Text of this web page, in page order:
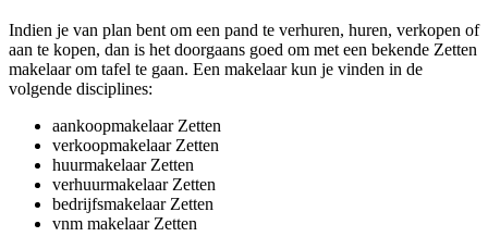
Indien je van plan bent om een pand te verhuren, huren, verkopen of
aan te kopen, dan is het doorgaans goed om met een bekende Zetten
makelaar om tafel te gaan. Een makelaar kun je vinden in de
volgende disciplines:
aankoopmakelaar Zetten
verkoopmakelaar Zetten
huurmakelaar Zetten
verhuurmakelaar Zetten
bedrijfsmakelaar Zetten
vnm makelaar Zetten